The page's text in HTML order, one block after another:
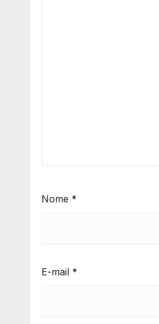
Nome *
E-mail *